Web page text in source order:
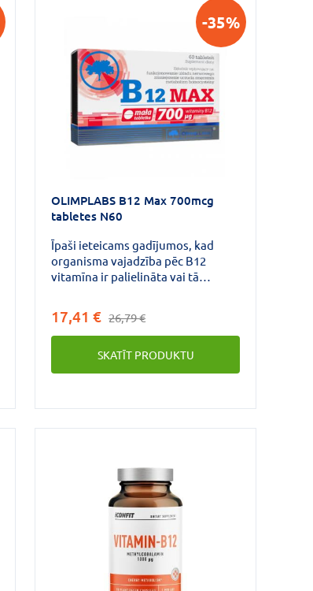
veicina normālu nervu sistēmas
darbību (B2, B3, B6, B7), mazina
nogurumu un nespēku (B2, B3, B5,
B6, B9), veicina normālu ādas,
gļotādu (B2, B3, B7) un matu (B7)
stāvokli un veicina hormonu
darbības regulāciju (B6).
-35%
OLIMPLABS B12 Max 700mcg
tabletes N60
Īpaši ieteicams gadījumos, kad
organisma vajadzība pēc B12
vitamīna ir palielināta vai tā
neregulārs, vienveidīgs uzturs,
samazināta ēstgriba; pēc
slimošanas, atveseļošanās periodā;
sportistiem; intensīvas fiziskās
paaugstināts homocisteīna līmenis
17,41 € 26,79 €
SKATĪT PRODUKTU